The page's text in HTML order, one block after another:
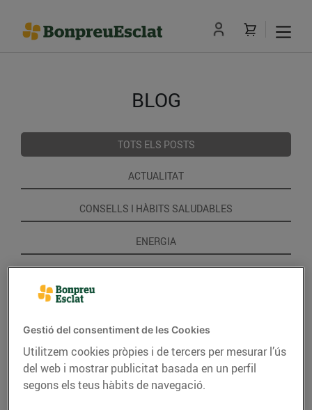
BLOG
TOTS ELS POSTS
ACTUALITAT
CONSELLS I HÀBITS SALUDABLES
ENERGIA
Gestió del consentiment de les Cookies
Utilitzem cookies pròpies i de tercers per mesurar l’ús
del web i mostrar publicitat basada en un perfil
segons els teus hàbits de navegació.